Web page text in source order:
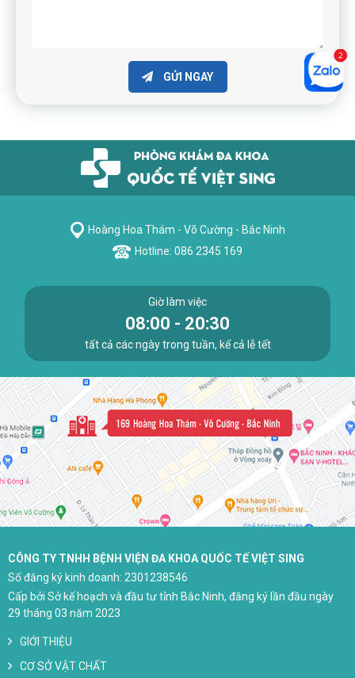
GỬI NGAY
Hoàng Hoa Thám - Võ Cường - Bắc Ninh
Hotline: 086 2345 169
Giờ làm việc
08:00 - 20:30
tất cả các ngày trong tuần, kể cả lễ tết
CÔNG TY TNHH BỆNH VIỆN ĐA KHOA QUỐC TẾ VIỆT SING
Số đăng ký kinh doanh: 2301238546
Cấp bởi Sở kế hoạch và đầu tư tỉnh Bắc Ninh, đăng ký lần đầu ngày
29 tháng 03 năm 2023
GIỚI THIỆU
CƠ SỞ VẬT CHẤT